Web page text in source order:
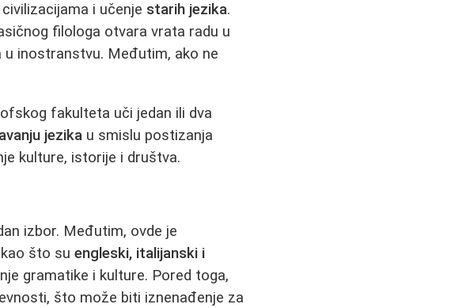
i učenje starih jezika.
filologa otvara vrata radu u
inostranstvu. Međutim, ako ne
fakulteta uči jedan ili dva
jezika u smislu postizanja
kulture, istorije i društva.
izbor. Međutim, ovde je
kao što suengleski, italijanski i
gramatike i kulture. Pored toga,
što može biti iznenađenje za